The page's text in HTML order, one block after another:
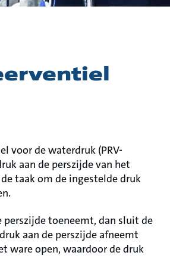
voor de waterdruk (PRV-
aan de perszijde van het
taak om de ingestelde druk
perszijde toeneemt, dan sluit de
aan de perszijde afneemt
ware open, waardoor de druk